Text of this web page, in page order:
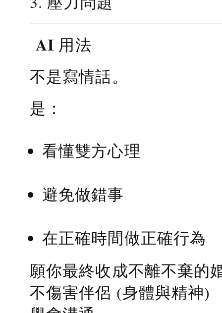
AI 用法
不是寫情話。
是：
看懂雙方心理
避免做錯事
在正確時間做正確行為
願你最終收成不離不棄的
不傷害伴侶 (身體與精神)